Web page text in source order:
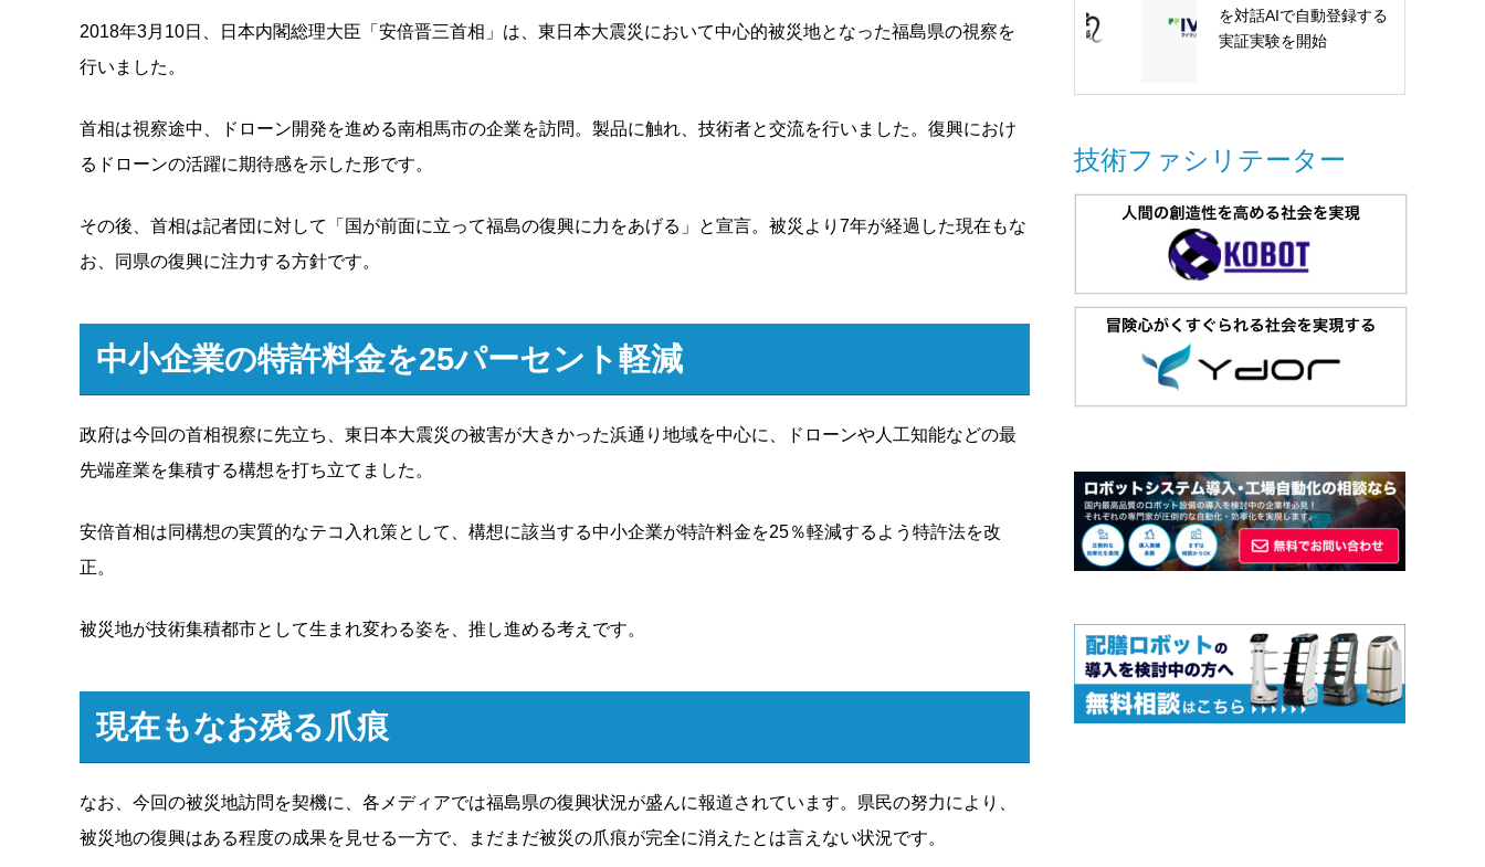
2018年3月 10日、日本内閣総理大臣「安倍晋三首相」は、東日本大震災において中心的被災地となった福島県の視察を
行いました。
首相は視察途中、ドローン開発を進める南相馬市の企業を訪問。製品に触れ、技術者と交流を行いました。復興におけ
るドローンの活躍に期待感を示した形です。
その後、首相は記者団に対して「国が前面に立って福島の復興に力をあげる」と宣言。被災より 7年が経過した現在もな
お、同県の復興に注力する方針です。
中小企業の特許料金を25パーセント軽減
政府は今回の首相視察に先立ち、東日本大震災の被害が大きかった浜通り地域を中心に、ドローンや人工知能などの最
先端産業を集積する構想を打ち立てました。
安倍首相は同構想の実質的なテコ入れ策として、構想に該当する中小企業が特許料金を25％軽減するよう特許法を改
正。
被災地が技術集積都市として生まれ変わる姿を、推し進める考えです。
現在もなお残る爪痕
なお、今回の被災地訪問を契機に、各メディアでは福島県の復興状況が盛んに報道されています。県民の努力により、
被災地の復興はある程度の成果を見せる一方で、まだまだ被災の爪痕が完全に消えたとは言えない状況です。
を対話AIで自動登録する
実証実験を開始
技術ファシリテーター